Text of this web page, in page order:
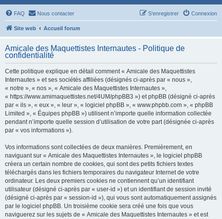
FAQ Nous contacter Connexion
S’enregistrer
Site web Accueil forum
Amicale des Maquettistes Internautes - Politique de
confidentialité
Cette politique explique en détail comment « Amicale des Maquettistes
Internautes » et ses sociétés affiliées (désignés ci-après par « nous »,
« notre », « nos », « Amicale des Maquettistes Internautes »,
« https://www.amimaquettistes.net/4UM/phpBB3 ») et phpBB (désigné ci-après
par « ils », « eux », « leur », « logiciel phpBB », « www.phpbb.com », « phpBB
Limited », « Équipes phpBB ») utilisent n’importe quelle information collectée
pendant n’importe quelle session d’utilisation de votre part (désignée ci-après
par « vos informations »).
Vos informations sont collectées de deux manières. Premièrement, en
naviguant sur « Amicale des Maquettistes Internautes », le logiciel phpBB
créera un certain nombre de cookies, qui sont des petits fichiers textes
téléchargés dans les fichiers temporaires du navigateur Internet de votre
ordinateur. Les deux premiers cookies ne contiennent qu’un identifiant
utilisateur (désigné ci-après par « user-id ») et un identifiant de session invité
(désigné ci-après par « session-id »), qui vous sont automatiquement assignés
par le logiciel phpBB. Un troisième cookie sera créé une fois que vous
naviguerez sur les sujets de « Amicale des Maquettistes Internautes » et est